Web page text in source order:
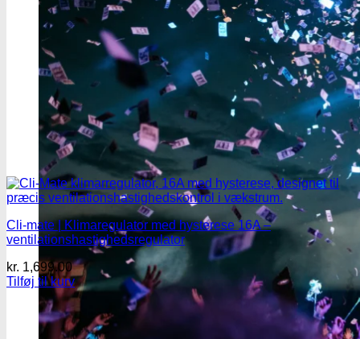
Cli-mate | Klimaregulator med hysterese 16A –
ventilationshastighedsregulator
kr. 1,699.00
Tilføj til kurv